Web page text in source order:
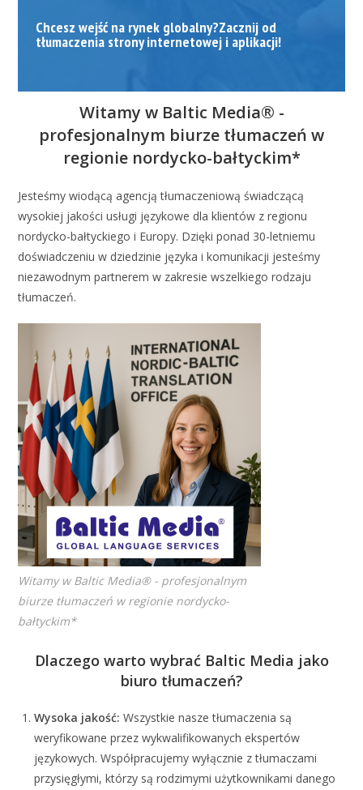
Chcesz wejść na rynek globalny?Zacznij od
tłumaczenia strony internetowej i aplikacji!
Witamy w Baltic Media® -
profesjonalnym biurze tłumaczeń w
regionie nordycko-bałtyckim*
Jesteśmy wiodącą agencją tłumaczeniową świadczącą
wysokiej jakości usługi językowe dla klientów z regionu
nordycko-bałtyckiego i Europy. Dzięki ponad 30-letniemu
doświadczeniu w dziedzinie języka i komunikacji jesteśmy
niezawodnym partnerem w zakresie wszelkiego rodzaju
tłumaczeń.
Witamy w Baltic Media® - profesjonalnym
biurze tłumaczeń w regionie nordycko-
bałtyckim*
Dlaczego warto wybrać Baltic Media jako
biuro tłumaczeń?
Wysoka jakość: Wszystkie nasze tłumaczenia są
weryfikowane przez wykwalifikowanych ekspertów
językowych. Współpracujemy wyłącznie z tłumaczami
przysięgłymi, którzy są rodzimymi użytkownikami danego